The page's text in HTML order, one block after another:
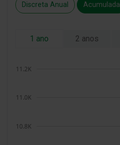
Discreta Anual Acumulada
1 ano 2 anos